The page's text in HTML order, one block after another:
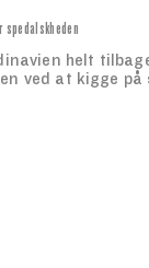
helt
ved at kigge